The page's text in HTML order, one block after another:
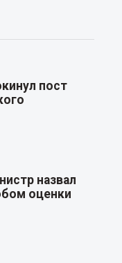
пост
назвал
оценки